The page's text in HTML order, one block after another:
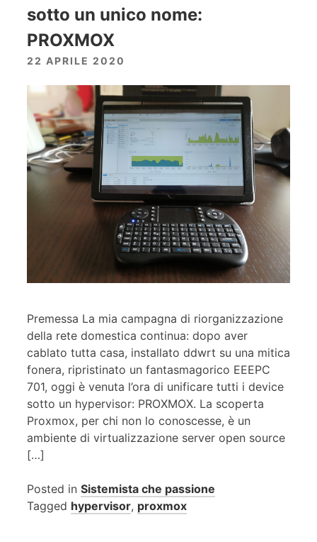
sotto un unico nome:
PROXMOX
22 APRILE 2020
Premessa La mia campagna di riorganizzazione
della rete domestica continua: dopo aver
cablato tutta casa, installato ddwrt su una mitica
fonera, ripristinato un fantasmagorico EEEPC
701, oggi è venuta l’ora di unificare tutti i device
sotto un hypervisor: PROXMOX. La scoperta
Proxmox, per chi non lo conoscesse, è un
ambiente di virtualizzazione server open source
[…]
Posted in Sistemista che passione
Tagged hypervisor, proxmox